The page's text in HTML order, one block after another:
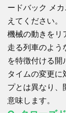
ードバック メ
えてください。
機械の動きをリ
走る列車のよう
を特徴付ける
タイムの変更に
プとは異なり、
意味します。